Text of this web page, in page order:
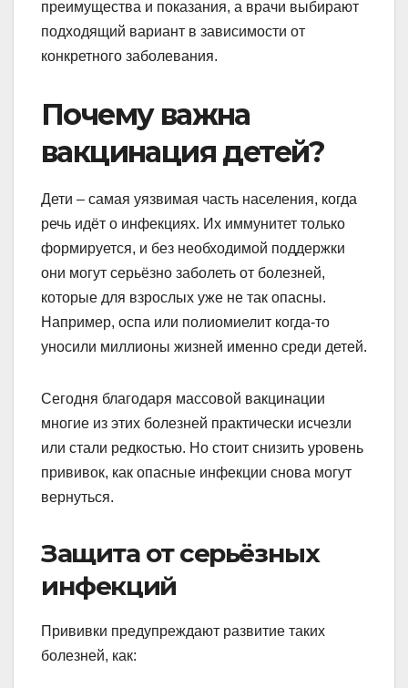
преимущества и показания, а врачи выбирают
подходящий вариант в зависимости от
конкретного заболевания.
Почему важна
вакцинация детей?
Дети – самая уязвимая часть населения, когда
речь идёт о инфекциях. Их иммунитет только
формируется, и без необходимой поддержки
они могут серьёзно заболеть от болезней,
которые для взрослых уже не так опасны.
Например, оспа или полиомиелит когда-то
уносили миллионы жизней именно среди детей.
Сегодня благодаря массовой вакцинации
многие из этих болезней практически исчезли
или стали редкостью. Но стоит снизить уровень
прививок, как опасные инфекции снова могут
вернуться.
Защита от серьёзных
инфекций
Прививки предупреждают развитие таких
болезней, как: